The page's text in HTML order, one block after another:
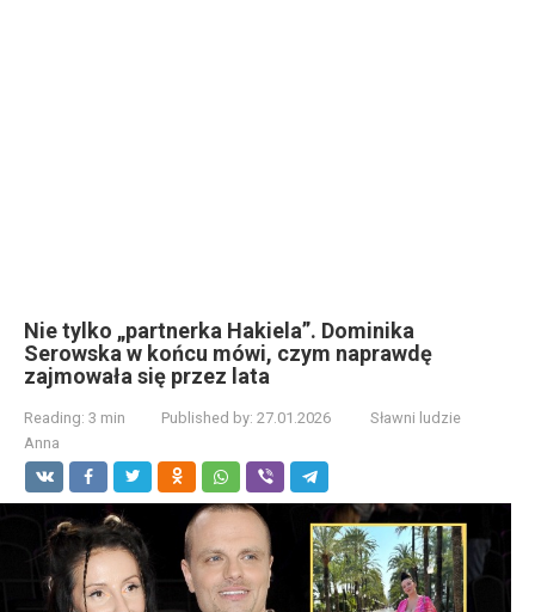
Nie tylko „partnerka Hakiela”. Dominika
Serowska w końcu mówi, czym naprawdę
zajmowała się przez lata
Reading: 3 min Published by: 27.01.2026
Sławni ludzie
Anna